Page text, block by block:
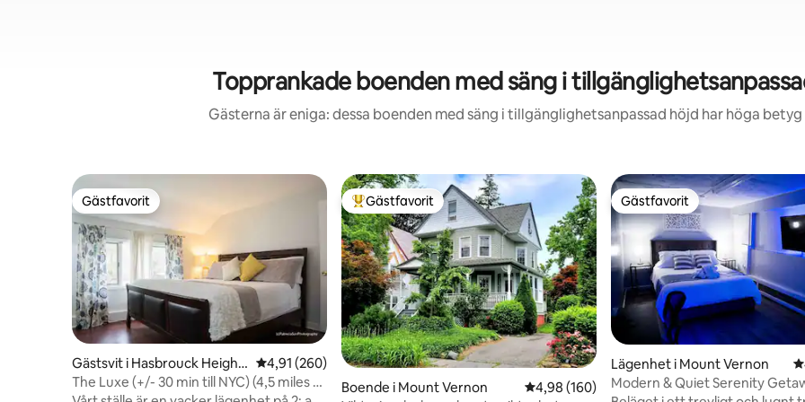
Topprankade boenden med säng i
Gästerna är eniga: dessa boenden med säng i tillgänglighetsanpassad höjd har höga
Gästfavorit
Gästfavorit
Gästsvit i Hasbrouck Height
s
4,91 av 5 i genomsnittligt betyg, 260 omdömen
4,91 (260)
The Luxe (+/- 30 min till NYC) (4,5 miles till
Populär gästfavorit
Gästfavorit
Boende i Mount Vernon 4,98 av 5 i genomsnittligt betyg, 160
4,98 (160)
Gästfavorit
Gästfavorit
Lägenhet i Mount Vernon
Modern & Quiet Serenity